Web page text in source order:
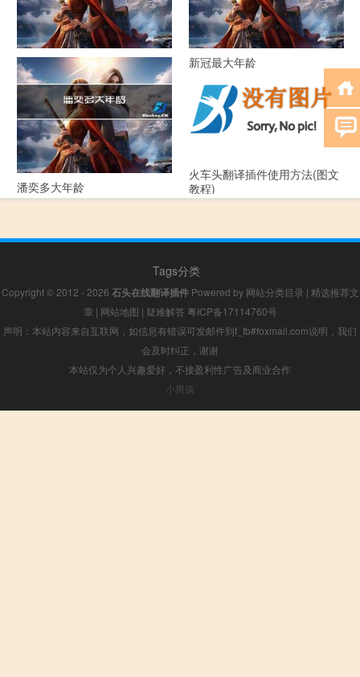
52年属什么生肖多大年龄 新冠最大年龄
潘奕多大年龄
火车头翻译插件使用方法(图文
教程)
Tags分类
Copyright © 2012 - 2026 石头在线翻译插件Powered by 网站分类目录 | 精选推荐文
章 | 网站地图 | 疑难解答 粤ICP备17114760号
声明：本站内容来自互联网，如信息有错误可发邮件到f_fb#foxmail.com说明，我们
会及时纠正，谢谢
本站仅为个人兴趣爱好，不接盈利性广告及商业合作
小男孩